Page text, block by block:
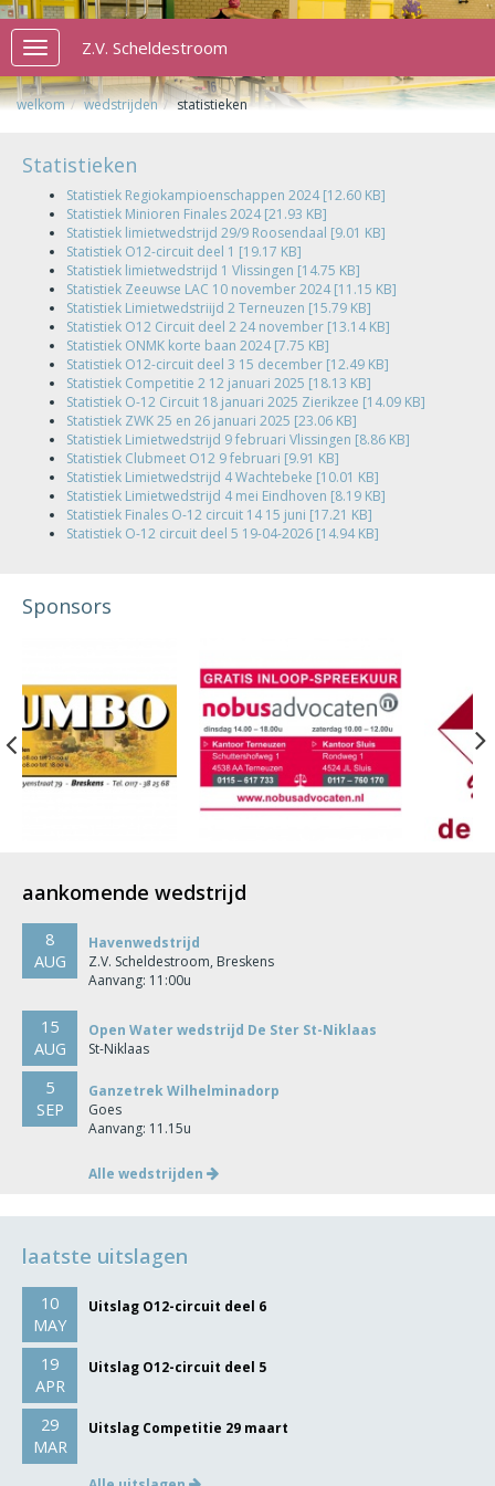
Toggle
navigation
Z.V. Scheldestroom
welkom wedstrijden statistieken
Statistieken
Statistiek Regiokampioenschappen 2024 [12.60 KB]
Statistiek Minioren Finales 2024 [21.93 KB]
Statistiek limietwedstrijd 29/9 Roosendaal [9.01 KB]
Statistiek O12-circuit deel 1 [19.17 KB]
Statistiek limietwedstrijd 1 Vlissingen [14.75 KB]
Statistiek Zeeuwse LAC 10 november 2024 [11.15 KB]
Statistiek Limietwedstriijd 2 Terneuzen [15.79 KB]
Statistiek O12 Circuit deel 2 24 november [13.14 KB]
Statistiek ONMK korte baan 2024 [7.75 KB]
Statistiek O12-circuit deel 3 15 december [12.49 KB]
Statistiek Competitie 2 12 januari 2025 [18.13 KB]
Statistiek O-12 Circuit 18 januari 2025 Zierikzee [14.09 KB]
Statistiek ZWK 25 en 26 januari 2025 [23.06 KB]
Statistiek Limietwedstrijd 9 februari Vlissingen [8.86 KB]
Statistiek Clubmeet O12 9 februari [9.91 KB]
Statistiek Limietwedstrijd 4 Wachtebeke [10.01 KB]
Statistiek Limietwedstrijd 4 mei Eindhoven [8.19 KB]
Statistiek Finales O-12 circuit 14 15 juni [17.21 KB]
Statistiek O-12 circuit deel 5 19-04-2026 [14.94 KB]
Sponsors
Previous
aankomende wedstrijd
8
AUG
Havenwedstrijd
Z.V. Scheldestroom, Breskens
Aanvang: 11:00u
15
AUG
Open Water wedstrijd De Ster St-Niklaas
St-Niklaas
5
SEP
Ganzetrek Wilhelminadorp
Goes
Aanvang: 11.15u
Alle wedstrijden
laatste uitslagen
10
MAY
Uitslag O12-circuit deel 6
19
APR
Uitslag O12-circuit deel 5
29
MAR
Uitslag Competitie 29 maart